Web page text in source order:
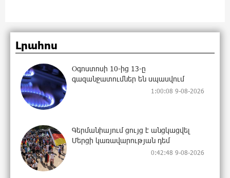
Լրահոս
Օգոստոսի 10-ից 13-ը
գազանջատումներ են սպասվում
1:00:08 9-08-2026
Գերմանիայում ցույց է անցկացվել
Մերցի կառավարության դեմ
0:42:48 9-08-2026